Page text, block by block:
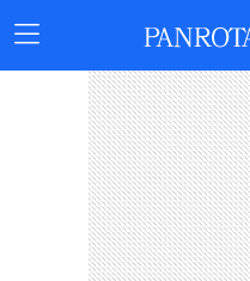
Menu
Principal